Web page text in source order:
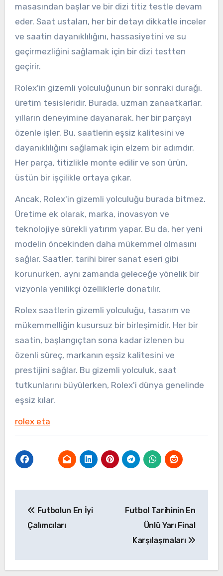
masasından başlar ve bir dizi titiz testle devam
eder. Saat ustaları, her bir detayı dikkatle inceler
ve saatin dayanıklılığını, hassasiyetini ve su
geçirmezliğini sağlamak için bir dizi testten
geçirir.
Rolex'in gizemli yolculuğunun bir sonraki durağı,
üretim tesisleridir. Burada, uzman zanaatkarlar,
yılların deneyimine dayanarak, her bir parçayı
özenle işler. Bu, saatlerin eşsiz kalitesini ve
dayanıklılığını sağlamak için elzem bir adımdır.
Her parça, titizlikle monte edilir ve son ürün,
üstün bir işçilikle ortaya çıkar.
Ancak, Rolex'in gizemli yolculuğu burada bitmez.
Üretime ek olarak, marka, inovasyon ve
teknolojiye sürekli yatırım yapar. Bu da, her yeni
modelin öncekinden daha mükemmel olmasını
sağlar. Saatler, tarihi birer sanat eseri gibi
korunurken, aynı zamanda geleceğe yönelik bir
vizyonla yenilikçi özelliklerle donatılır.
Rolex saatlerin gizemli yolculuğu, tasarım ve
mükemmelliğin kusursuz bir birleşimidir. Her bir
saatin, başlangıçtan sona kadar izlenen bu
özenli süreç, markanın eşsiz kalitesini ve
prestijini sağlar. Bu gizemli yolculuk, saat
tutkunlarını büyülerken, Rolex'i dünya genelinde
eşsiz kılar.
rolex eta
gezinmesi
Futbolun En İyi
Çalımcıları
Futbol Tarihinin En
Ünlü Yarı Final
Karşılaşmaları